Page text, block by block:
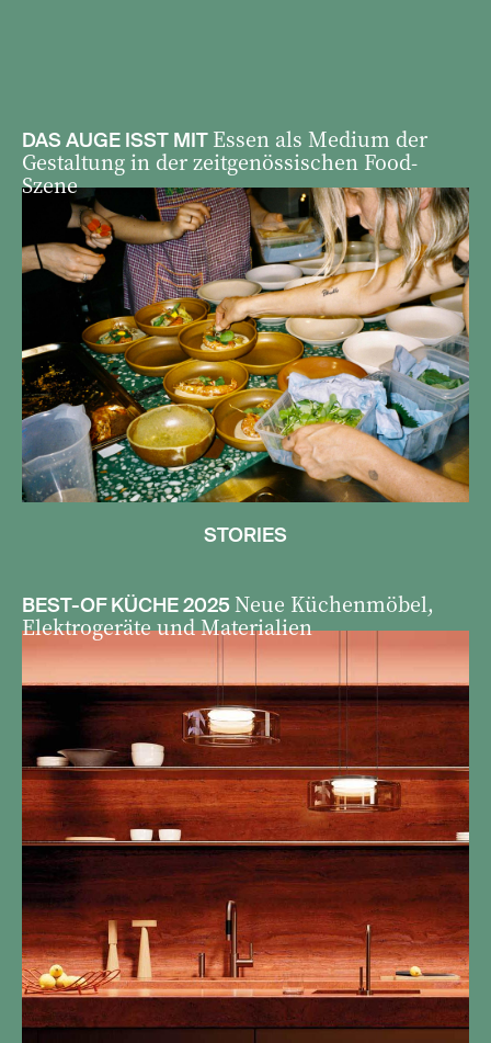
DAS AUGE ISST MIT Essen als Medium der
Gestaltung in der zeitgenössischen Food-
Szene
STORIES
BEST-OF KÜCHE 2025 Neue Küchenmöbel,
Elektrogeräte und Materialien